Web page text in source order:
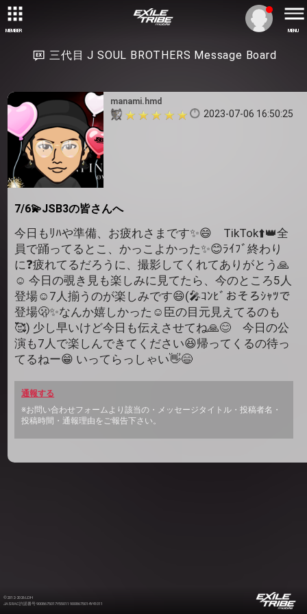
MEMBER MENU
三代目 J SOUL BROTHERS Message Board
manami.hmd
2023-07-06 16:50:25
7/6💫JSB3の皆さんへ
今日もﾘﾊや準備、お疲れさまです✨😄 TikTok⬆️👑全
員で踊ってるとこ、かっこよかった✨😊ﾗｲﾌﾞ終わり
に❓疲れてるだろうに、撮影してくれてありがとう🙏
☺️ 今日の覗き見も楽しみに見てたら、今のところ5人
登場☺️7人揃うのが楽しみです😄(🎤ｺﾝﾋﾞおそろｼｬﾂで
登場🫢✨なんか嬉しかった☺️臣の目元見えてるのも
🥰) 少し早いけど今日も伝えさせてね🙏😊 今日の公
演も7人で楽しんできてください😆帰ってくるの待っ
てるねー😁 いってらっしゃい👋😄
通報する
※お問い合わせフォームより該当の・メッセージタイトル・投稿者名・
投稿時間・通報理由をご報告下さい。
©2012-2026 LDH
JASRAC許諾番号 9008675017Y55011 9008675014Y41011